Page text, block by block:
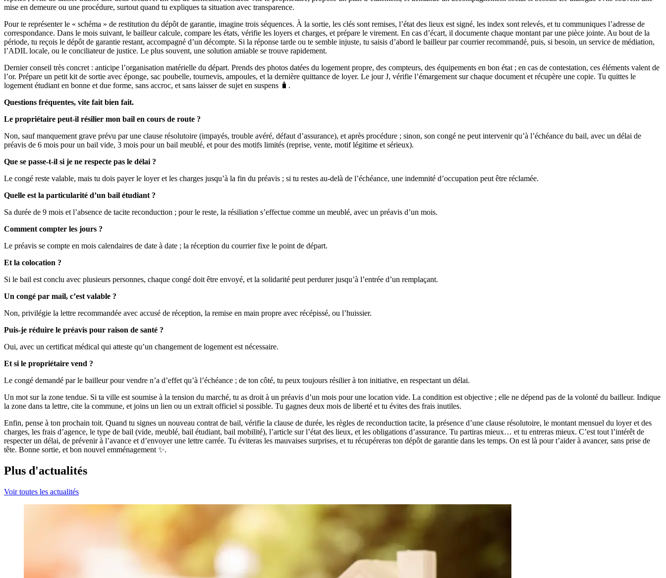
mise en demeure ou une procédure, surtout quand tu expliques ta situation avec transparence.
Pour te représenter le « schéma » de restitution du dépôt de garantie, imagine trois séquences. À la sortie, les clés sont remises, l’état des lieux est signé, les index sont relevés, et tu communiques l’adresse de
correspondance. Dans le mois suivant, le bailleur calcule, compare les états, vérifie les loyers et charges, et prépare le virement. En cas d’écart, il documente chaque montant par une pièce jointe. Au bout de la
période, tu reçois le dépôt de garantie restant, accompagné d’un décompte. Si la réponse tarde ou te semble injuste, tu saisis d’abord le bailleur par courrier recommandé, puis, si besoin, un service de médiation,
l’ADIL locale, ou le conciliateur de justice. Le plus souvent, une solution amiable se trouve rapidement.
Dernier conseil très concret : anticipe l’organisation matérielle du départ. Prends des photos datées du logement propre, des compteurs, des équipements en bon état ; en cas de contestation, ces éléments valent de
l’or. Prépare un petit kit de sortie avec éponge, sac poubelle, tournevis, ampoules, et la dernière quittance de loyer. Le jour J, vérifie l’émargement sur chaque document et récupère une copie. Tu quittes le
logement étudiant en bonne et due forme, sans accroc, et sans laisser de sujet en suspens 🧳.
Questions fréquentes, vite fait bien fait.
Le propriétaire peut-il résilier mon bail en cours de route ?
Non, sauf manquement grave prévu par une clause résolutoire (impayés, trouble avéré, défaut d’assurance), et après procédure ; sinon, son congé ne peut intervenir qu’à l’échéance du bail, avec un délai de
préavis de 6 mois pour un bail vide, 3 mois pour un bail meublé, et pour des motifs limités (reprise, vente, motif légitime et sérieux).
Que se passe-t-il si je ne respecte pas le délai ?
Le congé reste valable, mais tu dois payer le loyer et les charges jusqu’à la fin du préavis ; si tu restes au-delà de l’échéance, une indemnité d’occupation peut être réclamée.
Quelle est la particularité d’un bail étudiant ?
Sa durée de 9 mois et l’absence de tacite reconduction ; pour le reste, la résiliation s’effectue comme un meublé, avec un préavis d’un mois.
Comment compter les jours ?
Le préavis se compte en mois calendaires de date à date ; la réception du courrier fixe le point de départ.
Et la colocation ?
Si le bail est conclu avec plusieurs personnes, chaque congé doit être envoyé, et la solidarité peut perdurer jusqu’à l’entrée d’un remplaçant.
Un congé par mail, c’est valable ?
Non, privilégie la lettre recommandée avec accusé de réception, la remise en main propre avec récépissé, ou l’huissier.
Puis-je réduire le préavis pour raison de santé ?
Oui, avec un certificat médical qui atteste qu’un changement de logement est nécessaire.
Et si le propriétaire vend ?
Le congé demandé par le bailleur pour vendre n’a d’effet qu’à l’échéance ; de ton côté, tu peux toujours résilier à ton initiative, en respectant un délai.
Un mot sur la zone tendue. Si ta ville est soumise à la tension du marché, tu as droit à un préavis d’un mois pour une location vide. La condition est objective ; elle ne dépend pas de la volonté du bailleur. Indique
la zone dans ta lettre, cite la commune, et joins un lien ou un extrait officiel si possible. Tu gagnes deux mois de liberté et tu évites des frais inutiles.
Enfin, pense à ton prochain toit. Quand tu signes un nouveau contrat de bail, vérifie la clause de durée, les règles de reconduction tacite, la présence d’une clause résolutoire, le montant mensuel du loyer et des
charges, les frais d’agence, le type de bail (vide, meublé, bail étudiant, bail mobilité), l’article sur l’état des lieux, et les obligations d’assurance. Tu partiras mieux… et tu entreras mieux. C’est tout l’intérêt de
respecter un délai, de prévenir à l’avance et d’envoyer une lettre carrée. Tu éviteras les mauvaises surprises, et tu récupéreras ton dépôt de garantie dans les temps. On est là pour t’aider à avancer, sans prise de
tête. Bonne sortie, et bon nouvel emménagement ✨.
Plus d'actualités
Voir toutes les actualités